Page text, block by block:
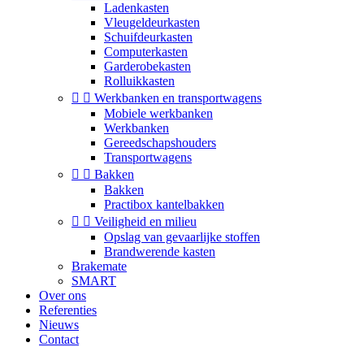
Ladenkasten
Vleugeldeurkasten
Schuifdeurkasten
Computerkasten
Garderobekasten
Rolluikkasten
  Werkbanken en transportwagens
Mobiele werkbanken
Werkbanken
Gereedschapshouders
Transportwagens
  Bakken
Bakken
Practibox kantelbakken
  Veiligheid en milieu
Opslag van gevaarlijke stoffen
Brandwerende kasten
Brakemate
SMART
Over ons
Referenties
Nieuws
Contact